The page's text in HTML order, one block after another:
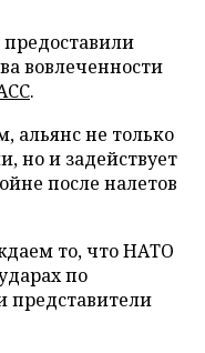
вовлеченности
.
альянс не только
но и задействует
после налетов
то, что НАТО
по
представители